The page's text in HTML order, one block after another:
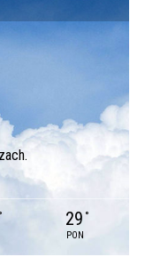
° 29 °
PON